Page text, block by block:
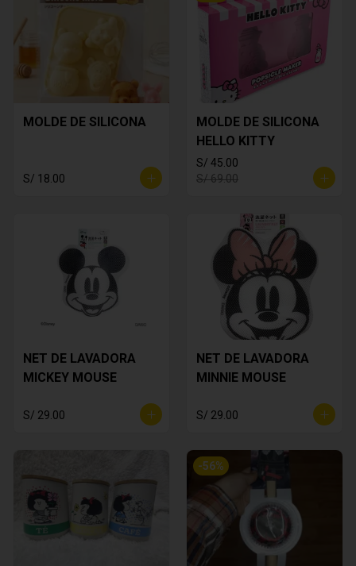
MOLDE DE SILICONA
S/ 18.00
MOLDE DE SILICONA
HELLO KITTY
S/ 45.00
S/ 69.00
NET DE LAVADORA
MICKEY MOUSE
S/ 29.00
NET DE LAVADORA
MINNIE MOUSE
S/ 29.00
-56%